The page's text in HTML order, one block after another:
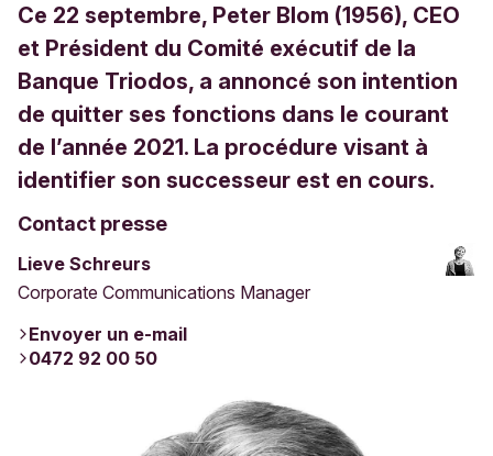
Ce 22 septembre, Peter Blom (1956), CEO
et Président du Comité exécutif de la
Banque Triodos, a annoncé son intention
de quitter ses fonctions dans le courant
de l’année 2021. La procédure visant à
identifier son successeur est en cours.
Contact presse
Lieve Schreurs
Corporate Communications Manager
Envoyer un e-mail
0472 92 00 50